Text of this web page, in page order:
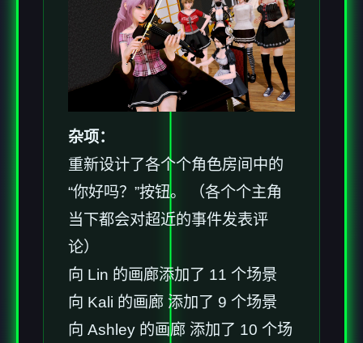
杂项：
重新设计了各个个角色房间中的
“你好吗？”按钮。 （各个个主角
当下都会对超近的事件发表评
论）
向 Lin 的画廊添加了 11 个场景
向 Kali 的画廊 添加了 9 个场景
向 Ashley 的画廊 添加了 10 个场